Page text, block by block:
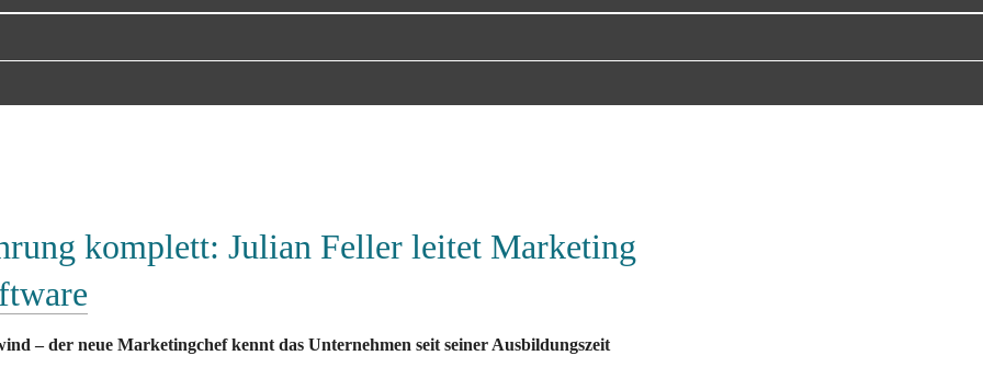
komplett: Julian Feller leitet Marketing
– der neue Marketingchef kennt das Unternehmen seit seiner Ausbildungszeit